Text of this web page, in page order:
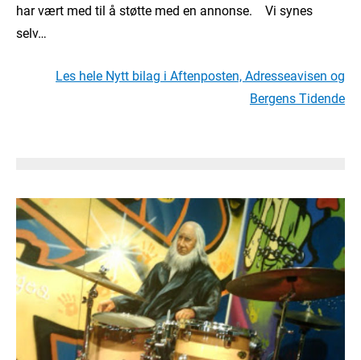
har vært med til å støtte med en annonse. Vi synes
selv…
Les hele Nytt bilag i Aftenposten, Adresseavisen og
Bergens Tidende